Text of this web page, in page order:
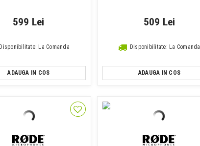
599 Lei
Disponibilitate: La Comanda
ADAUGA IN COS
509 Lei
Disponibilitate: La Comanda
ADAUGA IN COS